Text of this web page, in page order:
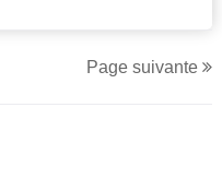
Page suivante